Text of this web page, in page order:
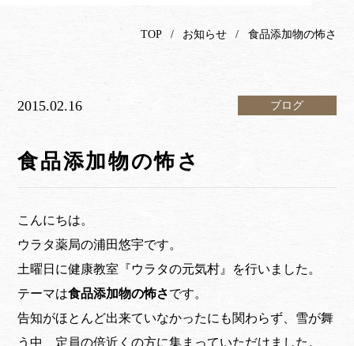
TOP お知らせ 食品添加物の怖さ
2015.02.16 ブログ
食品添加物の怖さ
こんにちは。
ウラタ薬局の浦田悠宇です。
土曜日に健康教室『ウラタの元気村』を行いました。
テーマは食品添加物の怖さです。
告知がほとんど出来ていなかったにも関わらず、雪が舞
う中、定員の倍近くの方に集まっていただけました。